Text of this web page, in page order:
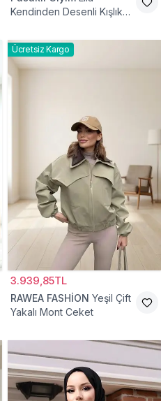
Kendinden Desenli Kışlık
Tesettür Ceket
Ücretsiz Kargo
3.939,85TL
RAWEA FASHİON Yeşil Çift
Yakalı Mont Ceket